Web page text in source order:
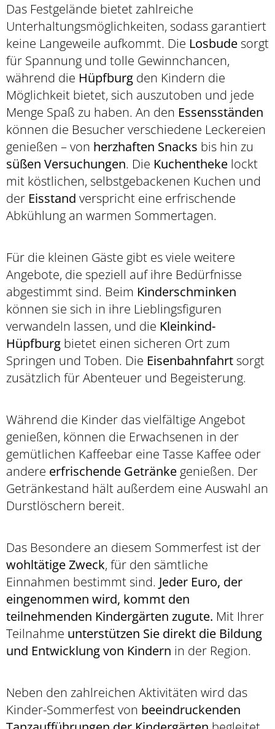
Das Festgelände bietet zahlreiche
Unterhaltungsmöglichkeiten, sodass garantiert
keine Langeweile aufkommt. Die Losbude sorgt
für Spannung und tolle Gewinnchancen,
während die Hüpfburg den Kindern die
Möglichkeit bietet, sich auszutoben und jede
Menge Spaß zu haben. An den Essensständen
können die Besucher verschiedene Leckereien
genießen – von herzhaften Snacks bis hin zu
süßen Versuchungen. Die Kuchentheke lockt
mit köstlichen, selbstgebackenen Kuchen und
der Eisstand verspricht eine erfrischende
Abkühlung an warmen Sommertagen.
Für die kleinen Gäste gibt es viele weitere
Angebote, die speziell auf ihre Bedürfnisse
abgestimmt sind. Beim Kinderschminken
können sie sich in ihre Lieblingsfiguren
verwandeln lassen, und die Kleinkind-
Hüpfburg bietet einen sicheren Ort zum
Springen und Toben. Die Eisenbahnfahrt sorgt
zusätzlich für Abenteuer und Begeisterung.
Während die Kinder das vielfältige Angebot
genießen, können die Erwachsenen in der
gemütlichen Kaffeebar eine Tasse Kaffee oder
andere erfrischende Getränke genießen. Der
Getränkestand hält außerdem eine Auswahl an
Durstlöschern bereit.
Das Besondere an diesem Sommerfest ist der
wohltätige Zweck, für den sämtliche
Einnahmen bestimmt sind. Jeder Euro, der
eingenommen wird, kommt den
teilnehmenden Kindergärten zugute. Mit Ihrer
Teilnahme unterstützen Sie direkt die Bildung
und Entwicklung von Kindern in der Region.
Neben den zahlreichen Aktivitäten wird das
Kinder-Sommerfest von beeindruckenden